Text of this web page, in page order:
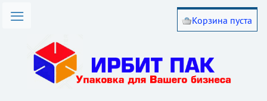
товаров
работы
Корзина пуста